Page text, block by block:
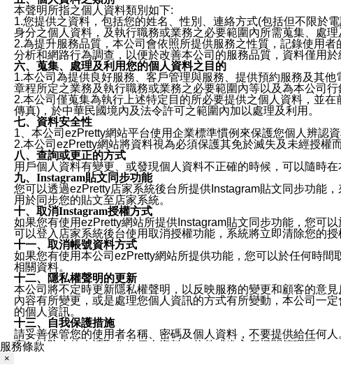
本聲明所指之個人資料類別如下:
1.您提供之資料，包括您的姓名、性別、連絡方式(包括但不限於
身分之個人資料，及執行職務或業務之必要範圍內所需蒐集、處理
2.為提升服務品質，本公司會依照所提供服務之性質，記錄使用
分析和網路行為調查，以便於改善本公司的服務品質，資料僅用於
六、蒐集、處理及利用您的個人資料之目的
1.本公司為提供良好服務、客戶管理與服務、提供預約服務及其
章程所定之業務及執行職務或業務之必要範圍內等以及為本公司
2.本公司僅蒐集為執行上述特定目的所必要提供之個人資料，並
傳真)，於中華民國境內及法令許可之範圍內加以處理及利用。
七、資料安全性
1、本公司ezPretty網站平台使用企業標準慣例來保護您個人辨認
2.本公司ezPretty網站將資料視為必須保護其免於滅失及未經授權
八、查詢或更正的方式
用戶個人資料有變更、或發現個人資料不正確的時候，可以隨時
九、Instagram貼文同步功能
您可以透過ezPretty店家系統後台所提供Instagram貼文同步功能
用於同步您的貼文至店家系統。
十、取消Instagram授權方式
如果您有使用ezPretty網站所提供Instagram貼文同步功能，您可
可以登入店家系統後台使用取消授權功能，系統將立即清除您的
十一、取消帳號資料方式
如果您有使用本公司ezPretty網站所提供功能，您可以於任何時
相關資料。
十二、隱私權聲明的更新
本公司將不定時更新隱私權聲明，以反映服務的變更和顧客的意
內容有所變更，或是處理您個人資訊的方式有所變動，本公司一
的個人資訊。
十三、自我保護措施
請妥善保管您的使用者名稱、密碼及個人資料，不要提供給任何
窗，以防止他人讀取您的個人資料、信件或進入所機關管理區。
服務條款
×